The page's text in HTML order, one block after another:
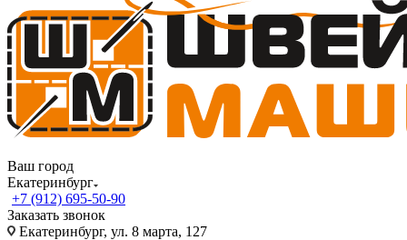
Ваш город
Екатеринбург
+7 (912) 695-50-90
Заказать звонок
Екатеринбург, ул. 8 марта, 127